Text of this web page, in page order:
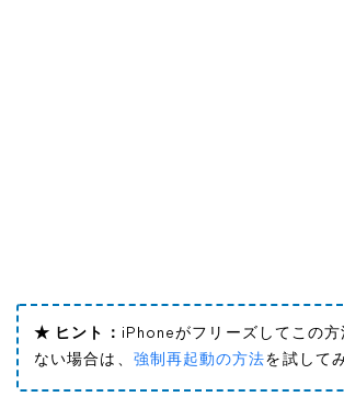
★ ヒント： iPhoneがフリーズしてこの
ない場合は、 強制再起動の方法を試して